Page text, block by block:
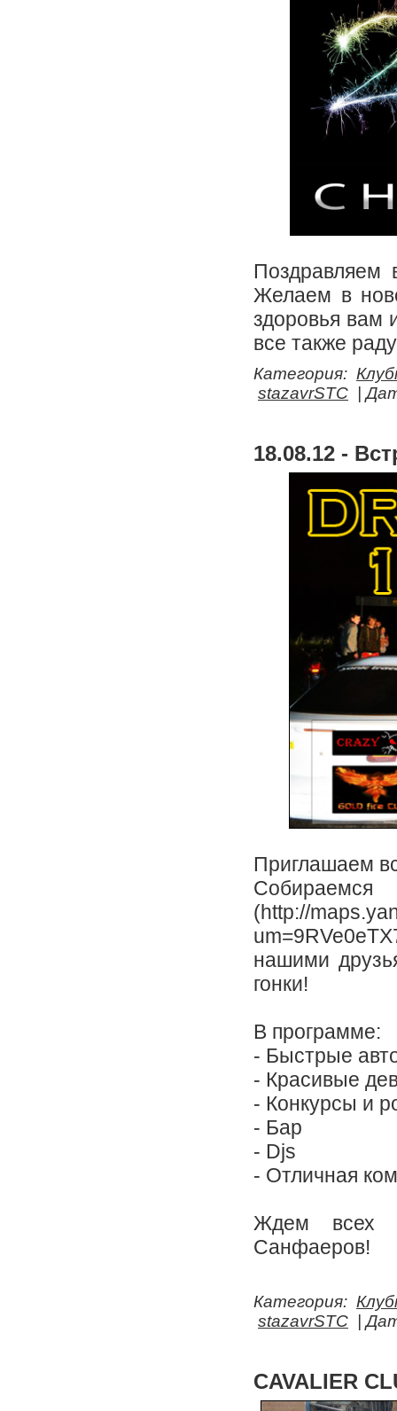
Поздравляем
Желаем в
здоровья вам
все также
Категория:
stazavrSTC
|
18.08.12 -
Приглашаем
(http://
нашими
гонки!
В программе:
- Быстрые
- Красивые
- Конкурсы и
- Бар
- Djs
- Отличная
Ждем всех
Санфаеров!
Категория:
stazavrSTC
|
CAVALIER